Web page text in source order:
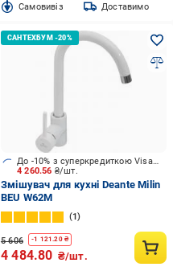
Cамовивіз Доставимо
4 260.56 ₴/шт.
До -10% з суперкредиткою Visa Вигода
Змішувач для кухні Deante Milin
BEU W62M
1
5 606 -1 121.20₴
4 484.80 ₴/шт.